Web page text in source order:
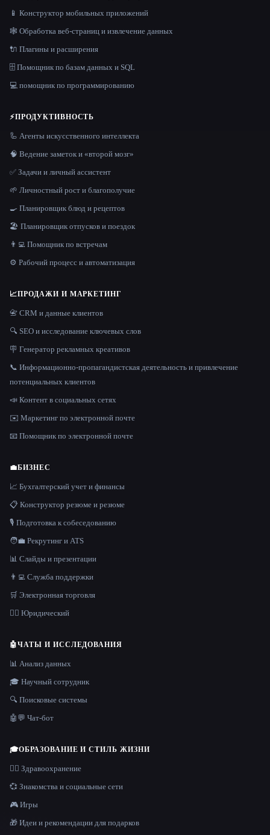
📱 Конструктор мобильных приложений
🕸️ Обработка веб-страниц и извлечение данных
🔌 Плагины и расширения
🗄️ Помощник по базам данных и SQL
💻 помощник по программированию
⚡ПРОДУКТИВНОСТЬ
🦾 Агенты искусственного интеллекта
🧠 Ведение заметок и «второй мозг»
✅ Задачи и личный ассистент
🌱 Личностный рост и благополучие
🍳 Планировщик блюд и рецептов
🏖 Планировщик отпусков и поездок
👨‍💻 Помощник по встречам
⚙️ Рабочий процесс и автоматизация
📈ПРОДАЖИ И МАРКЕТИНГ
📇 CRM и данные клиентов
🔍 SEO и исследование ключевых слов
🪧 Генератор рекламных креативов
📞 Информационно-пропагандистская деятельность и привлечение
потенциальных клиентов
📣 Контент в социальных сетях
✉️ Маркетинг по электронной почте
📧 Помощник по электронной почте
💼БИЗНЕС
📈 Бухгалтерский учет и финансы
📋 Конструктор резюме и резюме
🎙️ Подготовка к собеседованию
🧑‍💼 Рекрутинг и ATS
📊 Слайды и презентации
👨‍💻 Служба поддержки
🛒 Электронная торговля
👩‍⚖️ Юридический
🤖ЧАТЫ И ИССЛЕДОВАНИЯ
📊 Анализ данных
🎓 Научный сотрудник
🔍 Поисковые системы
🤖💬 Чат-бот
🎓ОБРАЗОВАНИЕ И СТИЛЬ ЖИЗНИ
👩‍⚕️ Здравоохранение
💞 Знакомства и социальные сети
🎮 Игры
🎁 Идеи и рекомендации для подарков